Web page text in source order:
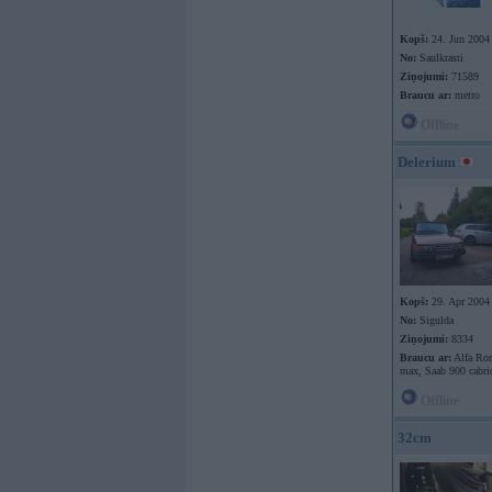
Kopš: 24. Jun 2004
No: Saulkrasti
Ziņojumi: 71589
Braucu ar: metro
Delerium
Kopš: 29. Apr 2004
No: Sigulda
Ziņojumi: 8334
Braucu ar: Alfa
max, Saab 900
32cm